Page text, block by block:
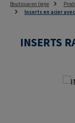
Boutique en ligne
Inserts en acier
INSERTS
Ignorer la